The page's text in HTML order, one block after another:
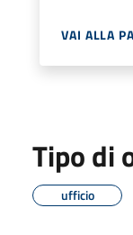
VAI ALLA
Tipo di
ufficio